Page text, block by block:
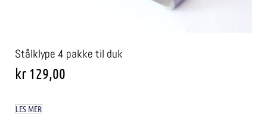
Stålklype 4 pakke til duk
kr 129,00
LES MER